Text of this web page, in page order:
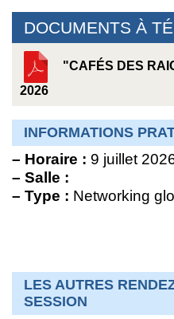
DOCUMENTS À
"CAFÉS DES
2026
INFORMATIONS
– Horaire : 9 juillet
– Salle :
– Type : Networking
LES AUTRES
SESSION